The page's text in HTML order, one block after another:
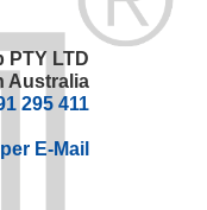
PTY LTD
Australia
295 411
E-Mail